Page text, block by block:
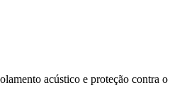
acústico e proteção contra o